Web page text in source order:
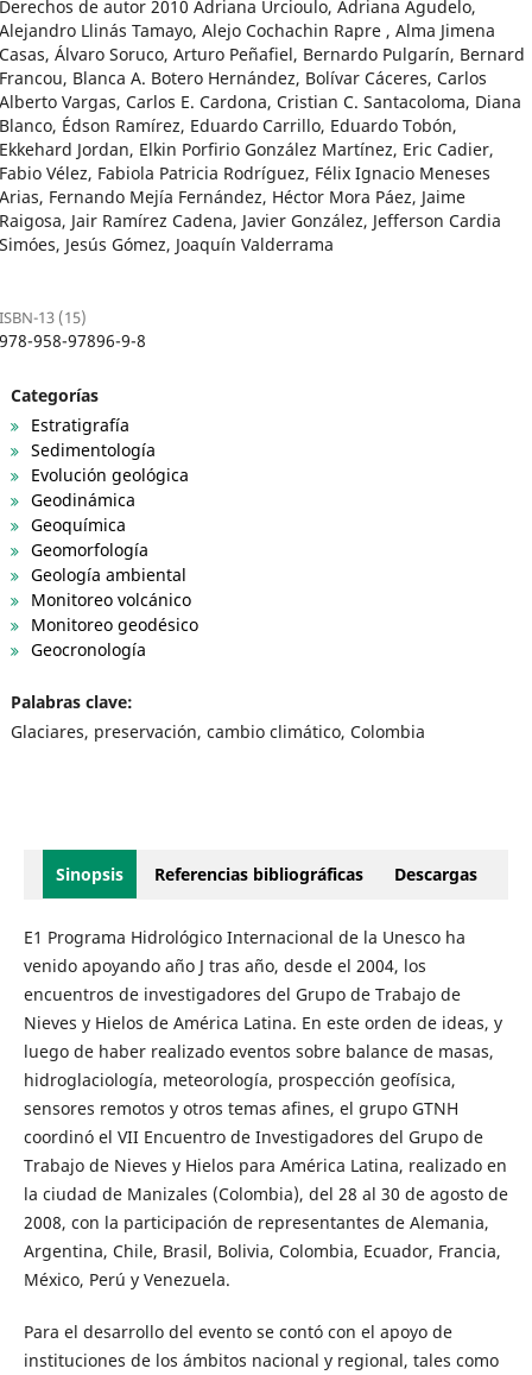
Derechos de autor 2010 Adriana Urcioulo, Adriana Agudelo,
Alejandro Llinás Tamayo, Alejo Cochachin Rapre , Alma Jimena
Casas, Álvaro Soruco, Arturo Peñafiel, Bernardo Pulgarín, Bernard
Francou, Blanca A. Botero Hernández, Bolívar Cáceres, Carlos
Alberto Vargas, Carlos E. Cardona, Cristian C. Santacoloma, Diana
Blanco, Édson Ramírez, Eduardo Carrillo, Eduardo Tobón,
Ekkehard Jordan, Elkin Porfirio González Martínez, Eric Cadier,
Fabio Vélez, Fabiola Patricia Rodríguez, Félix Ignacio Meneses
Arias, Fernando Mejía Fernández, Héctor Mora Páez, Jaime
Raigosa, Jair Ramírez Cadena, Javier González, Jefferson Cardia
Simóes, Jesús Gómez, Joaquín Valderrama
ISBN-13 (15)
978-958-97896-9-8
Categorías
Estratigrafía
Sedimentología
Evolución geológica
Geodinámica
Geoquímica
Geomorfología
Geología ambiental
Monitoreo volcánico
Monitoreo geodésico
Geocronología
Palabras clave:
Glaciares, preservación, cambio climático, Colombia
Sinopsis Referencias bibliográficas Descargas
E1 Programa Hidrológico Internacional de la Unesco ha
venido apoyando año J tras año, desde el 2004, los
encuentros de investigadores del Grupo de Trabajo de
Nieves y Hielos de América Latina. En este orden de ideas, y
luego de haber realizado eventos sobre balance de masas,
hidroglaciología, meteorología, prospección geofísica,
sensores remotos y otros temas afines, el grupo GTNH
coordinó el VII Encuentro de Investigadores del Grupo de
Trabajo de Nieves y Hielos para América Latina, realizado en
la ciudad de Manizales (Colombia), del 28 al 30 de agosto de
2008, con la participación de representantes de Alemania,
Argentina, Chile, Brasil, Bolivia, Colombia, Ecuador, Francia,
México, Perú y Venezuela.
Para el desarrollo del evento se contó con el apoyo de
instituciones de los ámbitos nacional y regional, tales como